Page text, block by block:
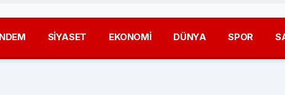
SİYASET EKONOMİ DÜNYA SPOR